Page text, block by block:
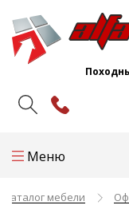
Меню
Каталог мебели